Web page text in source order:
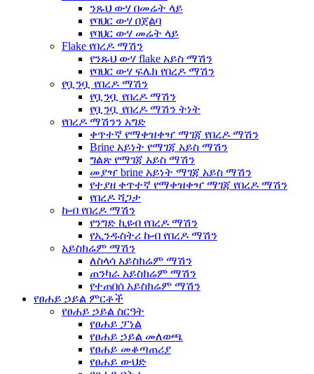
ንጹህ ውሃ በመሬት ላይ
የባህር ውሃ በጀልባ
የባህር ውሃ መሬት ላይ
Flake የበረዶ ማሽን
የንጹህ ውሃ flake አይስ ማሽን
የባህር ውሃ ፍሌክ የበረዶ ማሽን
የቧንቧ የበረዶ ማሽን
የቧንቧ የበረዶ ማሽን
የቧንቧ የበረዶ ማሽን ትነት
የበረዶ ማሽንን አግድ
ቀጥተኛ የማቀዝቀዣ ማገጃ የበረዶ ማሽን
Brine አይነት የማገጃ አይስ ማሽን
ግልጽ የማገጃ አይስ ማሽን
መያዣ brine አይነት ማገጃ አይስ ማሽን
የተያዘ ቀጥተኛ የማቀዝቀዣ ማገጃ የበረዶ ማሽን
የበረዶ ሻጋታ
ኩብ የበረዶ ማሽን
የንግድ ኪዩብ የበረዶ ማሽን
የኢንዱስትሪ ኩብ የበረዶ ማሽን
አይስክሬም ማሽን
ለስላሳ አይስክሬም ማሽን
ጠንካራ አይስክሬም ማሽን
የተጠበሰ አይስክሬም ማሽን
የፀሐይ ኃይል ምርቶች
የፀሐይ ኃይል ስርዓት
የፀሐይ ፓነል
የፀሐይ ኃይል መለወጫ
የፀሐይ መቆጣጠሪያ
የፀሐይ ውህድ